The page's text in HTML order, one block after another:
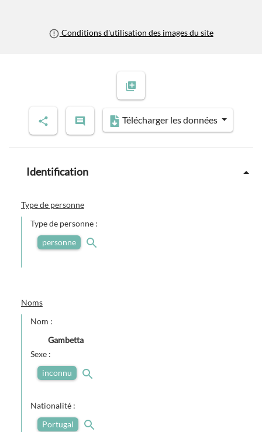
Conditions d'utilisation des images du site
Télécharger les données
Identification
Type de personne
Type de personne :
personne
Noms
Nom :
Gambetta
Sexe :
inconnu
Nationalité :
Portugal